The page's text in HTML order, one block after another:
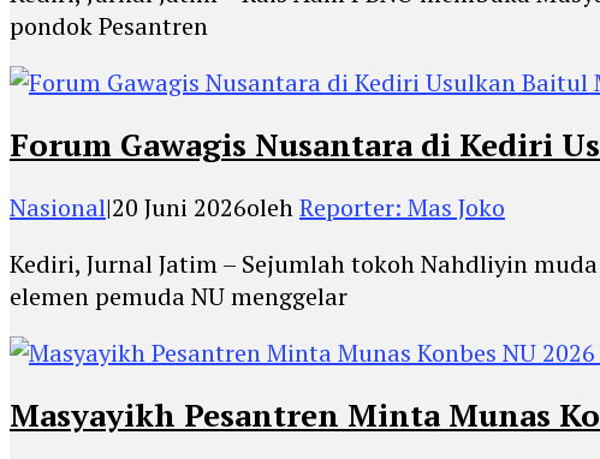
pondok Pesantren
Forum Gawagis Nusantara di Kediri
Nasional|20 Juni 2026olehReporter: Mas Joko
Kediri, Jurnal Jatim – Sejumlah tokoh Nahdliyin
elemen pemuda NU menggelar
Masyayikh Pesantren Minta Munas